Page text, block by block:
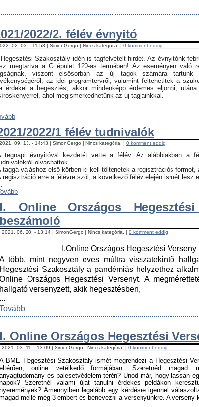
2022/2. félév évnyitó
02. 03. - 11:53 | SimonGergo | Nincs kategória. | 0 komment eddig
Szakosztály idén is tagfelvételt hirdet. Az évnyitónk
megtartva a G épület 120-as termében! Az eseményen való
viszont elsősorban az új tagok számára tartunk
az idei programtervről, valamint feltehetitek a
érdekel a hegesztés, akkor mindenképp érdemes eljönni,
ahol megismerkedhetünk az új tagjainkkal.
2022/1 félév tudnivalók
2021. 09. 13. - 14:43 | SimonGergo | Nincs kategória. | 0 komment eddig
tegnapi évnyitóval kezdetét vette a félév. Az alábbiakban a
olvashattok.
taggá váláshoz első körben ki kell töltenetek a regisztrációs formot,
regisztráció erre a félévre szól, a következő félév elején ismét lesz
I. Online Országos Hegesztési
beszámoló
2021. 06. 20. - 13:14 | SimonGergo | Nincs kategória. | 0 komment eddig
I.Online Országos Hegesztési Verseny
A több, mint negyven éves múltra visszatekintő
Hegesztési Szakosztály a pandémiás helyzethez
Online Országos Hegesztési Versenyt. A
hallgató versenyzett, akik hegesztésben,
...
Tovább
I. Online Országos Hegesztési
2021. 03. 11. - 13:09 | SimonGergo | Nincs kategória. | 0 komment eddig
A BME Hegesztési Szakosztály ismét megrendezi a Hegesztési
eltérően, online vetélkedő formájában. Szeretnéd magad
anyagtudomány és balesetvédelem terén? Unod már, hogy lassan
napok? Szeretnél valami újat tanulni érdekes példákon
nyeremények? Amennyiben legalább egy kérdésre igennel
magad mellé még 3 embert és benevezni a versenyünkre. A verseny